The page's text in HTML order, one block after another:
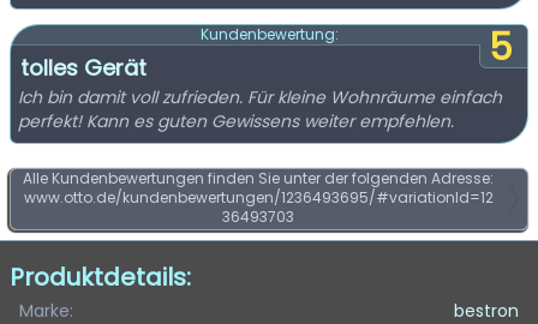
5
Kundenbewertung:
tolles Gerät
Ich bin damit voll zufrieden. Für kleine Wohnräume einfach
perfekt! Kann es guten Gewissens weiter empfehlen.
Alle Kundenbewertungen finden Sie unter der folgenden Adresse:
www.otto.de/kundenbewertungen/1236493695/#variationId=12
36493703
Produktdetails:
Marke:
bestron